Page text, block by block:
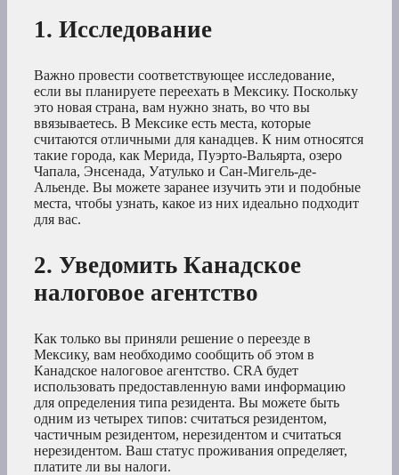
1. Исследование
Важно провести соответствующее исследование,
если вы планируете переехать в Мексику. Поскольку
это новая страна, вам нужно знать, во что вы
ввязываетесь. В Мексике есть места, которые
считаются отличными для канадцев. К ним относятся
такие города, как Мерида, Пуэрто-Вальярта, озеро
Чапала, Энсенада, Уатулько и Сан-Мигель-де-
Альенде. Вы можете заранее изучить эти и подобные
места, чтобы узнать, какое из них идеально подходит
для вас.
2. Уведомить Канадское
налоговое агентство
Как только вы приняли решение о переезде в
Мексику, вам необходимо сообщить об этом в
Канадское налоговое агентство. CRA будет
использовать предоставленную вами информацию
для определения типа резидента. Вы можете быть
одним из четырех типов: считаться резидентом,
частичным резидентом, нерезидентом и считаться
нерезидентом. Ваш статус проживания определяет,
платите ли вы налоги.